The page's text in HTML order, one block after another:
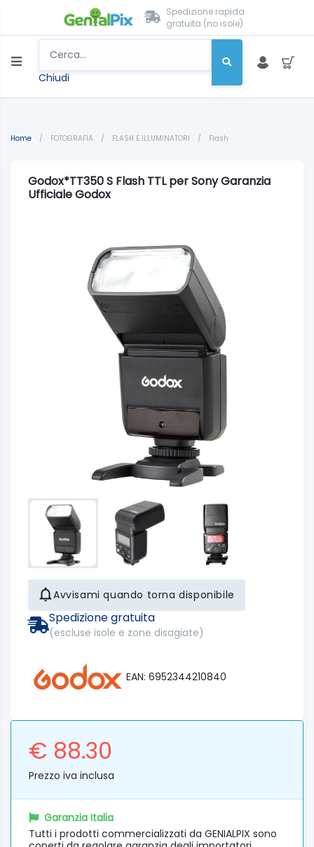
Spedizione rapida
gratuita (no isole)
Chiudi
Home / FOTOGRAFIA / FLASH E ILLUMINATORI / Flash
Godox*TT350 S Flash TTL per Sony Garanzia
Ufficiale Godox
Avvisami quando torna disponibile
Spedizione gratuita
(escluse isole e zone disagiate)
EAN: 6952344210840
€ 88.30
Prezzo iva inclusa
Garanzia Italia
Tutti i prodotti commercializzati da GENIALPIX sono